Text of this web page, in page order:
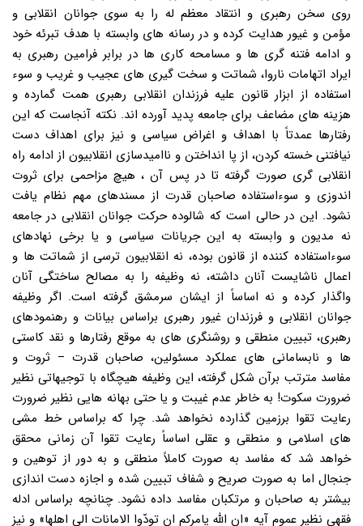
روی سخن رهبری و انتقاد معظم له را به سوی جوانان انقلابی و
مؤمن و غیور هدایت کرده و در رسانه های وابسته با هدف تبرئه خود
و ادامه فتنه گری ها و مسامحه کاری ها در برابر فرامین رهبری به
ایراد اتهامات ناروا، شماتت و سخت گیری های عجیب و غریب و سوء
استفاده از ابزار قانون علیه فرزندان انقلابی رهبری همت گمارده و
هزینه های مضاعف برای جامعه پدید آورده اند. نکته آنجاست که این
رفتارها عمدتاً با اهداف و اغراض سیاسی و نیز برای اهداف دست
نیافتنی خسته کردن، از پا انداختن و ناامیدسازی انقلابیون از ادامه راه
انقلابی گری صورت گرفته تا در پس آن ، هیچ مزاحمی برای ثروت
اندوزی و سوءاستفاده صاحبان قدرت از مسندهای مهم نظام یافت
نشود. این در حالی است که شالوده حرکت جوانان انقلابی در جامعه
نه مدیون و وابسته به این جریانات سیاسی و یا برخی نهادهای
سوءاستفاده کننده از قانون بوده، نه انقلابیون ترسی از شماتت ها و
اعمال ناشایست آنان داشته، نه وظیفه را به مصالح ساختگی آنان
واگذار کرده و نه اساساً از ایشان سرمشق گرفته است. اگر وظیفه
جوانان انقلابی و فرزندان غیور رهبری براساس بیانات و رهنمودهای
رهبری، تبیین منطقی و روشنگری های به موقع رفتارها و نقد کاستی
ها و نابسامانی های عملکرد مسئولین، صاحبان قدرت – ثروت و
مفاسد مترتب برآن شکل گرفته، این وظیفه هیچگاه با توجیهاتی نظیر
ضرورت سکوت! به خاطر عدم غیبت و یا حتی بهانه هایی نظیر ضرورت
رعایت تقوا برزمین گذارده نخواهد شد. چرا که براساس خط مشی
های اسلامی و منطقی و عقلی اساساً رعایت تقوا آن زمانی محقق
خواهد شد که مفاسد به صورت کاملاً منطقی و به دور از توهین و
جنجال اما به صورت صریح و شفاف تبیین شده و اجازه دست اندازی
بیشتر به صاحبان و مرتکبان مفاسد داده نشود. چنانچه براساس ادله
فقهی نظیر عموم آیه «ان الله یامرکم ان تودّوا الامانات الی اهلها» و نیز